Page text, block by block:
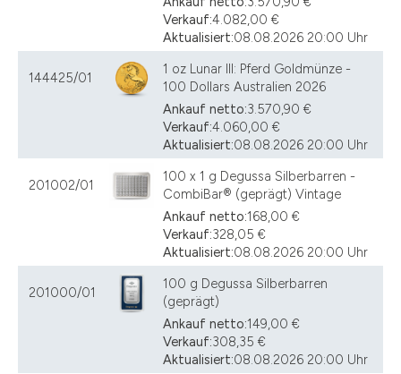
Verkauf:4.082,00 €
Aktualisiert:08.08.2026 20:00 Uhr
144425/01
1 oz Lunar III: Pferd Goldmünze -
100 Dollars Australien 2026
Ankauf netto:3.570,90 €
Verkauf:4.060,00 €
Aktualisiert:08.08.2026 20:00 Uhr
201002/01
100 x 1 g Degussa Silberbarren -
CombiBar® (geprägt) Vintage
Ankauf netto:168,00 €
Verkauf:328,05 €
Aktualisiert:08.08.2026 20:00 Uhr
201000/01
100 g Degussa Silberbarren
(geprägt)
Ankauf netto:149,00 €
Verkauf:308,35 €
Aktualisiert:08.08.2026 20:00 Uhr